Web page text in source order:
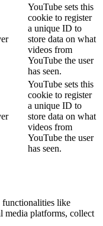
YouTube sets this
cookie to register
a unique ID to
store data on what
videos from
YouTube the user
has seen.
YouTube sets this
cookie to register
a unique ID to
store data on what
videos from
YouTube the user
has seen.
functionalities like
media platforms, collect